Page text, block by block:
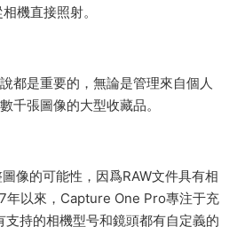
機直接照射。
都是重要的，無論是管理來自個人
千張圖像的大型收藏品。
像的可能性，因爲RAW文件具有相
年以來，Capture One Pro專注于充
支持的相機型号和鏡頭都有自定義的